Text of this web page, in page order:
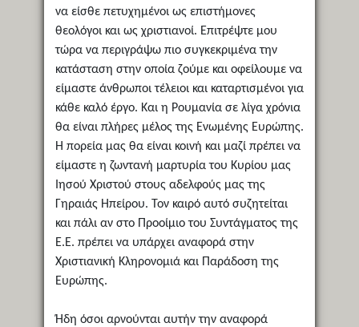
να είσθε πετυχημένοι ως επιστήμονες
θεολόγοι και ως χριστιανοί. Επιτρέψτε μου
τώρα να περιγράψω πιο συγκεκριμένα την
κατάσταση στην οποία ζούμε και οφείλουμε να
είμαστε άνθρωποι τέλειοι και καταρτισμένοι για
κάθε καλό έργο. Και η Ρουμανία σε λίγα χρόνια
θα είναι πλήρες μέλος της Ενωμένης Ευρώπης.
Η πορεία μας θα είναι κοινή και μαζί πρέπει να
είμαστε η ζωντανή μαρτυρία του Κυρίου μας
Ιησού Χριστού στους αδελφούς μας της
Γηραιάς Ηπείρου. Τον καιρό αυτό συζητείται
και πάλι αν στο Προοίμιο του Συντάγματος της
Ε.Ε. πρέπει να υπάρχει αναφορά στην
Χριστιανική Κληρονομιά και Παράδοση της
Ευρώπης.
Ήδη όσοι αρνούνται αυτήν την αναφορά